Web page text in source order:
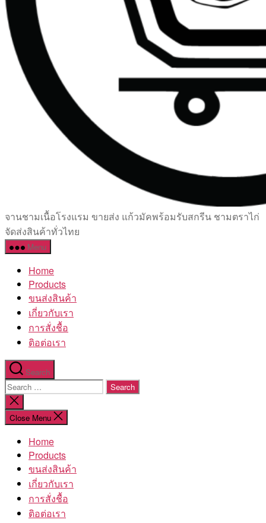
เซรามิค
ครบ
ครัน
โรงงาน
จานชามเนื้อโรงแรม ขายส่ง แก้วมัคพร้อมรับสกรีน ชามตราไก่
จัดส่งสินค้าทั่วไทย
Menu
Home
Products
ขนส่งสินค้า
เกี่ยวกับเรา
การสั่งชื้อ
ติอต่อเรา
Search
Search
for:
Close
search
Close Menu
Home
Products
ขนส่งสินค้า
เกี่ยวกับเรา
การสั่งชื้อ
ติอต่อเรา